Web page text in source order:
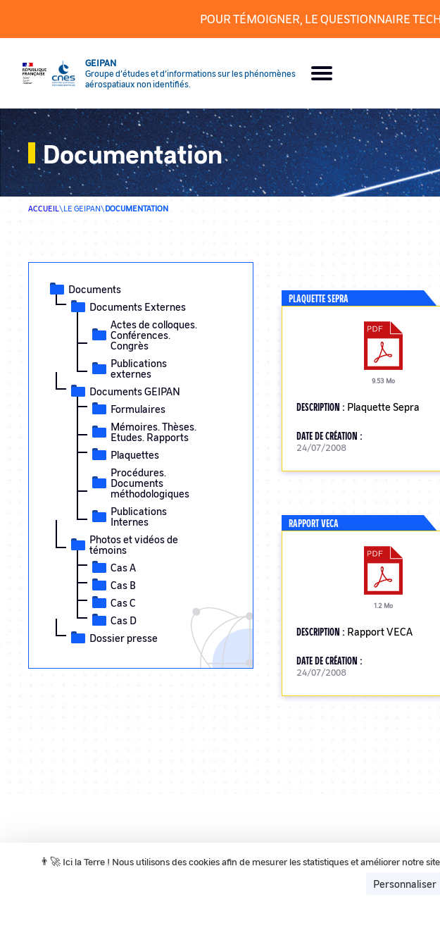
👨‍🚀 Ici la Terre ! Nous utilisons des cookies afin de mesurer les statistiques et améliorer notre
Personnaliser
POUR TÉMOIGNER, LE QUESTIONNAIRE
GEIPAN
Groupe d’études et d’informations sur les phénomènes
aérospatiaux non identifiés.
Documentation
ACCUEIL\LE GEIPAN\DOCUMENTATION
Documents
Documents Externes
Actes de colloques.
Conférences.
Congrès
Publications
externes
Documents GEIPAN
Formulaires
Mémoires. Thèses.
Etudes. Rapports
Plaquettes
Procédures.
Documents
méthodologiques
Publications
Internes
Photos et vidéos de
témoins
Cas A
Cas B
Cas C
Cas D
Dossier presse
PLAQUETTE SEPRA
9.53 Mo
DESCRIPTION : Plaquette Sepra
DATE DE CRÉATION :
24/07/2008
RAPPORT VECA
1.2 Mo
DESCRIPTION : Rapport VECA
DATE DE CRÉATION :
24/07/2008